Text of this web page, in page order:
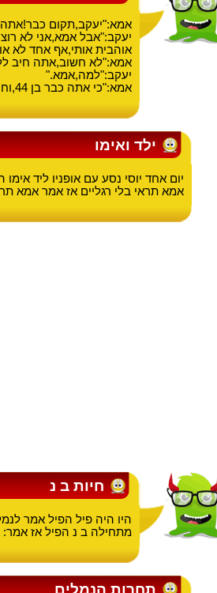
אמא:"יעקב,תקום
יעקב:"אבל אמא,אני לא
אוהבית אותי,אף אחד לא
אמא:"לא חשוב,אתה חיב
יעקב:"למה,אמא."
אמא:"כי אתה כבר בן 44,וחוץ מזה-אתה המנהל!"
ילד ואימו
יום אחד יוסי נסע עם אופניו ליד
אמא תראי בלי רגליים אז אמר אמא
חיות ב נ
היו היה פיל הפיל אמר
מתחילה ב נ הפיל אז אמר:
תחרות הנמלים